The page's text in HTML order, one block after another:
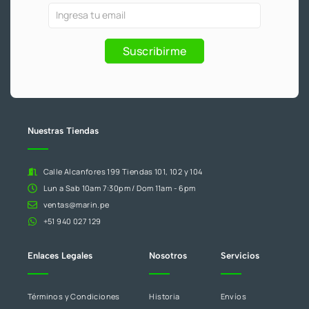
-
Ofertas
Promociones
blanco.
Suscribirme
Nuestras Tiendas
Calle Alcanfores 199 Tiendas 101, 102 y 104
Lun a Sab 10am 7:30pm / Dom 11am - 6pm
ventas@marin.pe
+51 940 027 129
Enlaces Legales
Términos y Condiciones
Nosotros
Historia
Servicios
Envíos